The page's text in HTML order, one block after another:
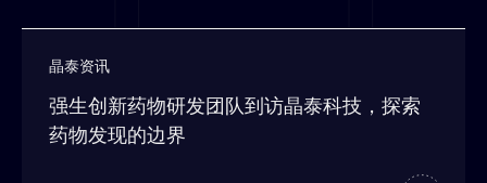
晶泰资讯
强生创新药物研发团队到访晶泰科技，探索
药物发现的边界